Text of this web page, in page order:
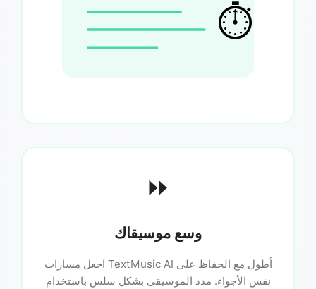
⏱️
⏩
وسع موسيقاك
اجعل مسارات TextMusic AI أطول مع الحفاظ على
نفس الأجواء. مدد الموسيقى بشكل سلس باستخدام